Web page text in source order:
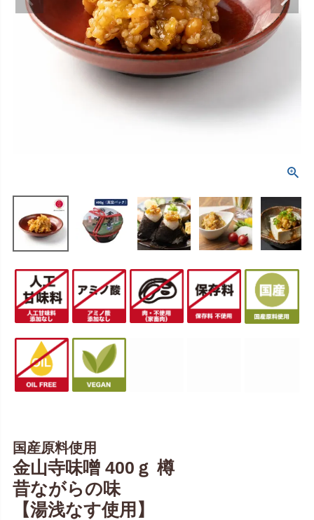
国産原料使用
金山寺味噌 400ｇ 樽
昔ながらの味
【湯浅なす使用】